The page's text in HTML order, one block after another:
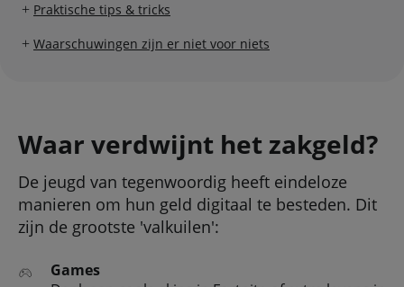
Praktische tips & tricks
Waarschuwingen zijn er niet voor niets
Waar verdwijnt het zakgeld?
De jeugd van tegenwoordig heeft eindeloze
manieren om hun geld digitaal te besteden. Dit
zijn de grootste 'valkuilen':
Games